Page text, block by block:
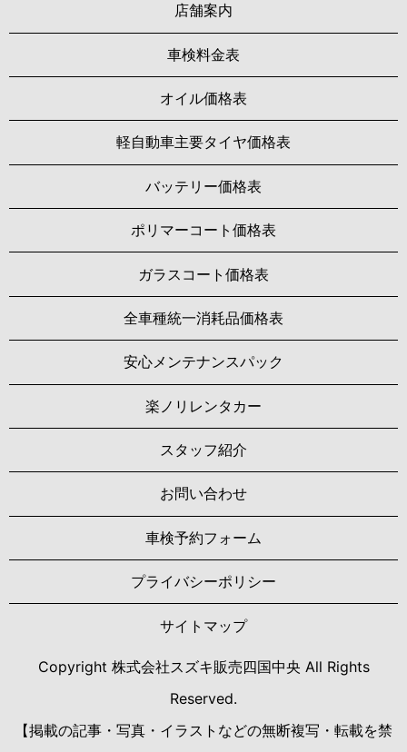
店舗案内
車検料金表
オイル価格表
軽自動車主要タイヤ価格表
バッテリー価格表
ポリマーコート価格表
ガラスコート価格表
全車種統一消耗品価格表
安心メンテナンスパック
楽ノリレンタカー
スタッフ紹介
お問い合わせ
車検予約フォーム
プライバシーポリシー
サイトマップ
Copyright 株式会社スズキ販売四国中央 All Rights
Reserved.
【掲載の記事・写真・イラストなどの無断複写・転載を禁